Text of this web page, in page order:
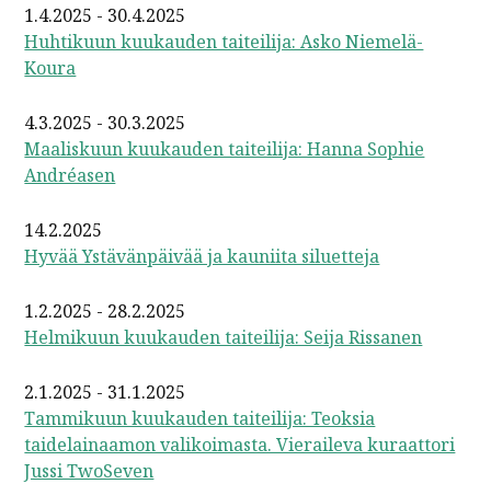
1.4.2025 - 30.4.2025
Huhtikuun kuukauden taiteilija: Asko Niemelä-
Koura
4.3.2025 - 30.3.2025
Maaliskuun kuukauden taiteilija: Hanna Sophie
Andréasen
14.2.2025
Hyvää Ystävänpäivää ja kauniita siluetteja
1.2.2025 - 28.2.2025
Helmikuun kuukauden taiteilija: Seija Rissanen
2.1.2025 - 31.1.2025
Tammikuun kuukauden taiteilija: Teoksia
taidelainaamon valikoimasta. Vieraileva kuraattori
Jussi TwoSeven